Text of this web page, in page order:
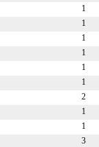
1
1
1
1
1
1
2
1
1
3